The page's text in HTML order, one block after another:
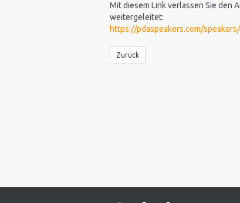
Mit diesem Link verlassen Sie den
weitergeleitet:
https://pdaspeakers.com/
Zurück